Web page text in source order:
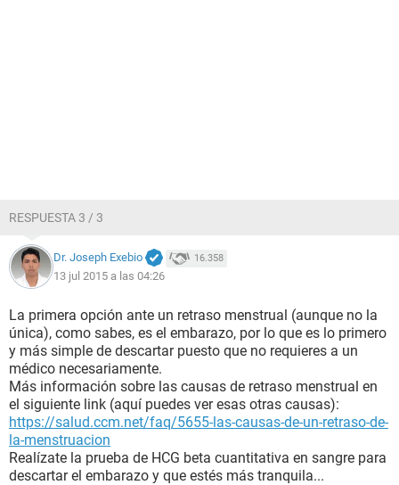
RESPUESTA 3 / 3
Dr. Joseph Exebio 16.358
13 jul 2015 a las 04:26
La primera opción ante un retraso menstrual (aunque no la
única), como sabes, es el embarazo, por lo que es lo primero
y más simple de descartar puesto que no requieres a un
médico necesariamente.
Más información sobre las causas de retraso menstrual en
el siguiente link (aquí puedes ver esas otras causas):
https://salud.ccm.net/faq/5655-las-causas-de-un-retraso-de-
la-menstruacion
Realízate la prueba de HCG beta cuantitativa en sangre para
descartar el embarazo y que estés más tranquila...